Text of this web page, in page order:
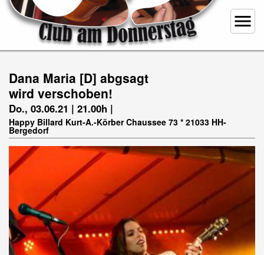
menu
Dana Maria [D] abgsagt
wird verschoben!
Do., 03.06.21 | 21.00h |
Happy Billard Kurt-A.-Körber Chaussee 73 * 21033 HH-
Bergedorf